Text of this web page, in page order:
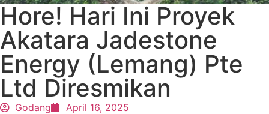
Hore! Hari Ini Proyek
Akatara Jadestone
Energy (Lemang) Pte
Ltd Diresmikan
Godang April 16, 2025